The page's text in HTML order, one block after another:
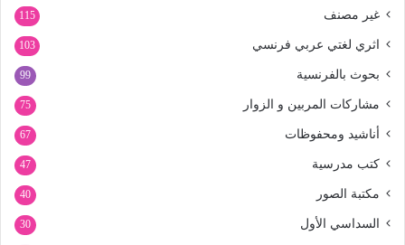
غير مصنف 115
اثري لغتي عربي فرنسي 103
بحوث بالفرنسية 99
مشاركات المربين و الزوار 75
أناشيد ومحفوظات 67
كتب مدرسية 47
مكتبة الصور 40
السداسي الأول 30